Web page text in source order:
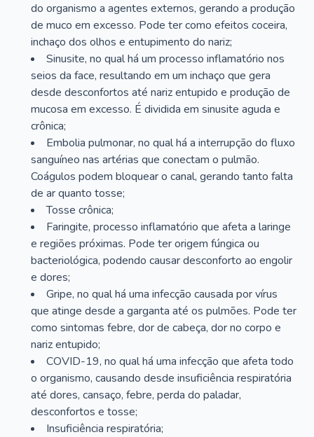
do organismo a agentes externos, gerando a produção
de muco em excesso. Pode ter como efeitos coceira,
inchaço dos olhos e entupimento do nariz;
Sinusite, no qual há um processo inflamatório nos
seios da face, resultando em um inchaço que gera
desde desconfortos até nariz entupido e produção de
mucosa em excesso. É dividida em sinusite aguda e
crônica;
Embolia pulmonar, no qual há a interrupção do fluxo
sanguíneo nas artérias que conectam o pulmão.
Coágulos podem bloquear o canal, gerando tanto falta
de ar quanto tosse;
Tosse crônica;
Faringite, processo inflamatório que afeta a laringe
e regiões próximas. Pode ter origem fúngica ou
bacteriológica, podendo causar desconforto ao engolir
e dores;
Gripe, no qual há uma infecção causada por vírus
que atinge desde a garganta até os pulmões. Pode ter
como sintomas febre, dor de cabeça, dor no corpo e
nariz entupido;
COVID-19, no qual há uma infecção que afeta todo
o organismo, causando desde insuficiência respiratória
até dores, cansaço, febre, perda do paladar,
desconfortos e tosse;
Insuficiência respiratória;